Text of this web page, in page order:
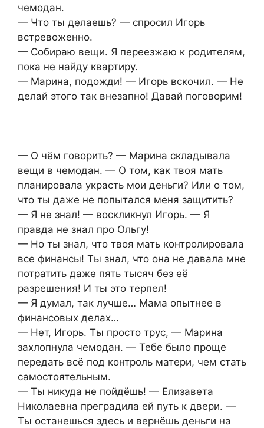
чемодан.
— Что ты делаешь? — спросил Игорь
встревоженно.
— Собираю вещи. Я переезжаю к родителям,
пока не найду квартиру.
— Марина, подожди! — Игорь вскочил. — Не
делай этого так внезапно! Давай поговорим!
— О чём говорить? — Марина складывала
вещи в чемодан. — О том, как твоя мать
планировала украсть мои деньги? Или о том,
что ты даже не попытался меня защитить?
— Я не знал! — воскликнул Игорь. — Я
правда не знал про Ольгу!
— Но ты знал, что твоя мать контролировала
все финансы! Ты знал, что она не давала мне
потратить даже пять тысяч без её
разрешения! И ты это терпел!
— Я думал, так лучше… Мама опытнее в
финансовых делах…
— Нет, Игорь. Ты просто трус, — Марина
захлопнула чемодан. — Тебе было проще
передать всё под контроль матери, чем стать
самостоятельным.
— Ты никуда не пойдёшь! — Елизавета
Николаевна преградила ей путь к двери. —
Ты останешься здесь и вернёшь деньги на